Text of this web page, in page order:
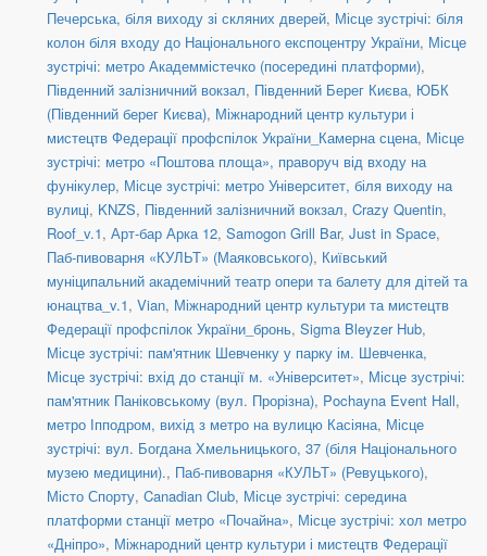
Печерська, біля виходу зі скляних дверей, Місце зустрічі: біля
колон біля входу до Національного експоцентру України, Місце
зустрічі: метро Академмістечко (посередині платформи),
Південний залізничний вокзал, Південний Берег Києва, ЮБК
(Південний берег Києва), Міжнародний центр культури і
мистецтв Федерації профспілок України_Камерна сцена, Місце
зустрічі: метро «Поштова площа», праворуч від входу на
фунікулер, Місце зустрічі: метро Університет, біля виходу на
вулиці, KNZS, Південний залізничний вокзал, Crazy Quentin,
Roof_v.1, Арт-бар Арка 12, Samogon Grill Bar, Just in Space,
Паб-пивоварня «КУЛЬТ» (Маяковського), Київський
муніципальний академічний театр опери та балету для дітей та
юнацтва_v.1, Vian, Міжнародний центр культури та мистецтв
Федерації профспілок України_бронь, Sigma Bleyzer Hub,
Місце зустрічі: пам'ятник Шевченку у парку ім. Шевченка,
Місце зустрічі: вхід до станції м. «Університет», Місце зустрічі:
пам'ятник Паніковському (вул. Прорізна), Pochayna Event Hall,
метро Іпподром, вихід з метро на вулицю Касіяна, Місце
зустрічі: вул. Богдана Хмельницького, 37 (біля Національного
музею медицини)., Паб-пивоварня «КУЛЬТ» (Ревуцького),
Місто Спорту, Canadian Club, Місце зустрічі: середина
платформи станції метро «Почайна», Місце зустрічі: хол метро
«Дніпро», Міжнародний центр культури і мистецтв Федерації